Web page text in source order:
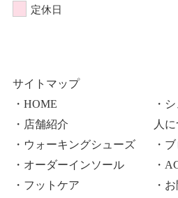
定休日
サイトマップ
・HOME
・店舗紹介
・ウォーキングシューズ
・オーダーインソール
・フットケア
・
人
・
・
・